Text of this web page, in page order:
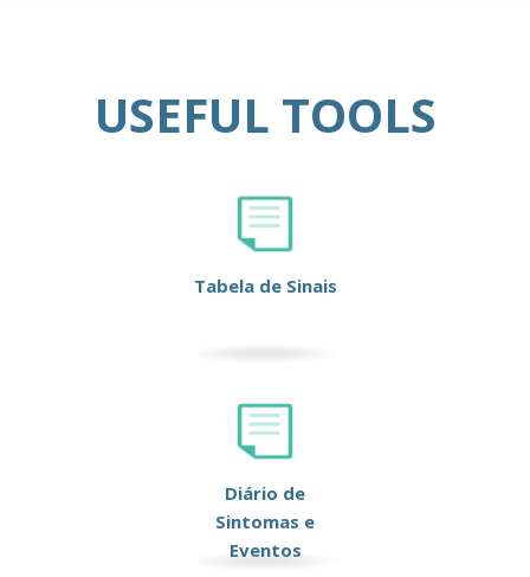
USEFUL TOOLS
Tabela de Sinais
Diário de
Sintomas e
Eventos